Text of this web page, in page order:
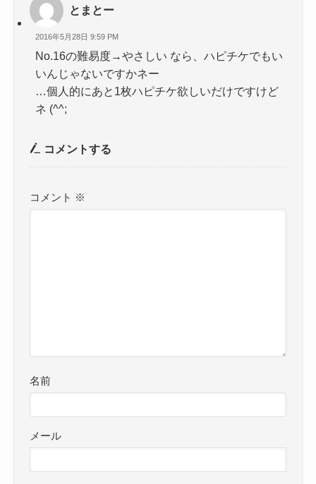
とまとー
2016年5月28日 9:59 PM
No.16の難易度→やさしい なら、ハピチケでもい
いんじゃないですかネー
…個人的にあと1枚ハピチケ欲しいだけですけど
ネ (^^;
コメントする
コメント ※
名前
メール